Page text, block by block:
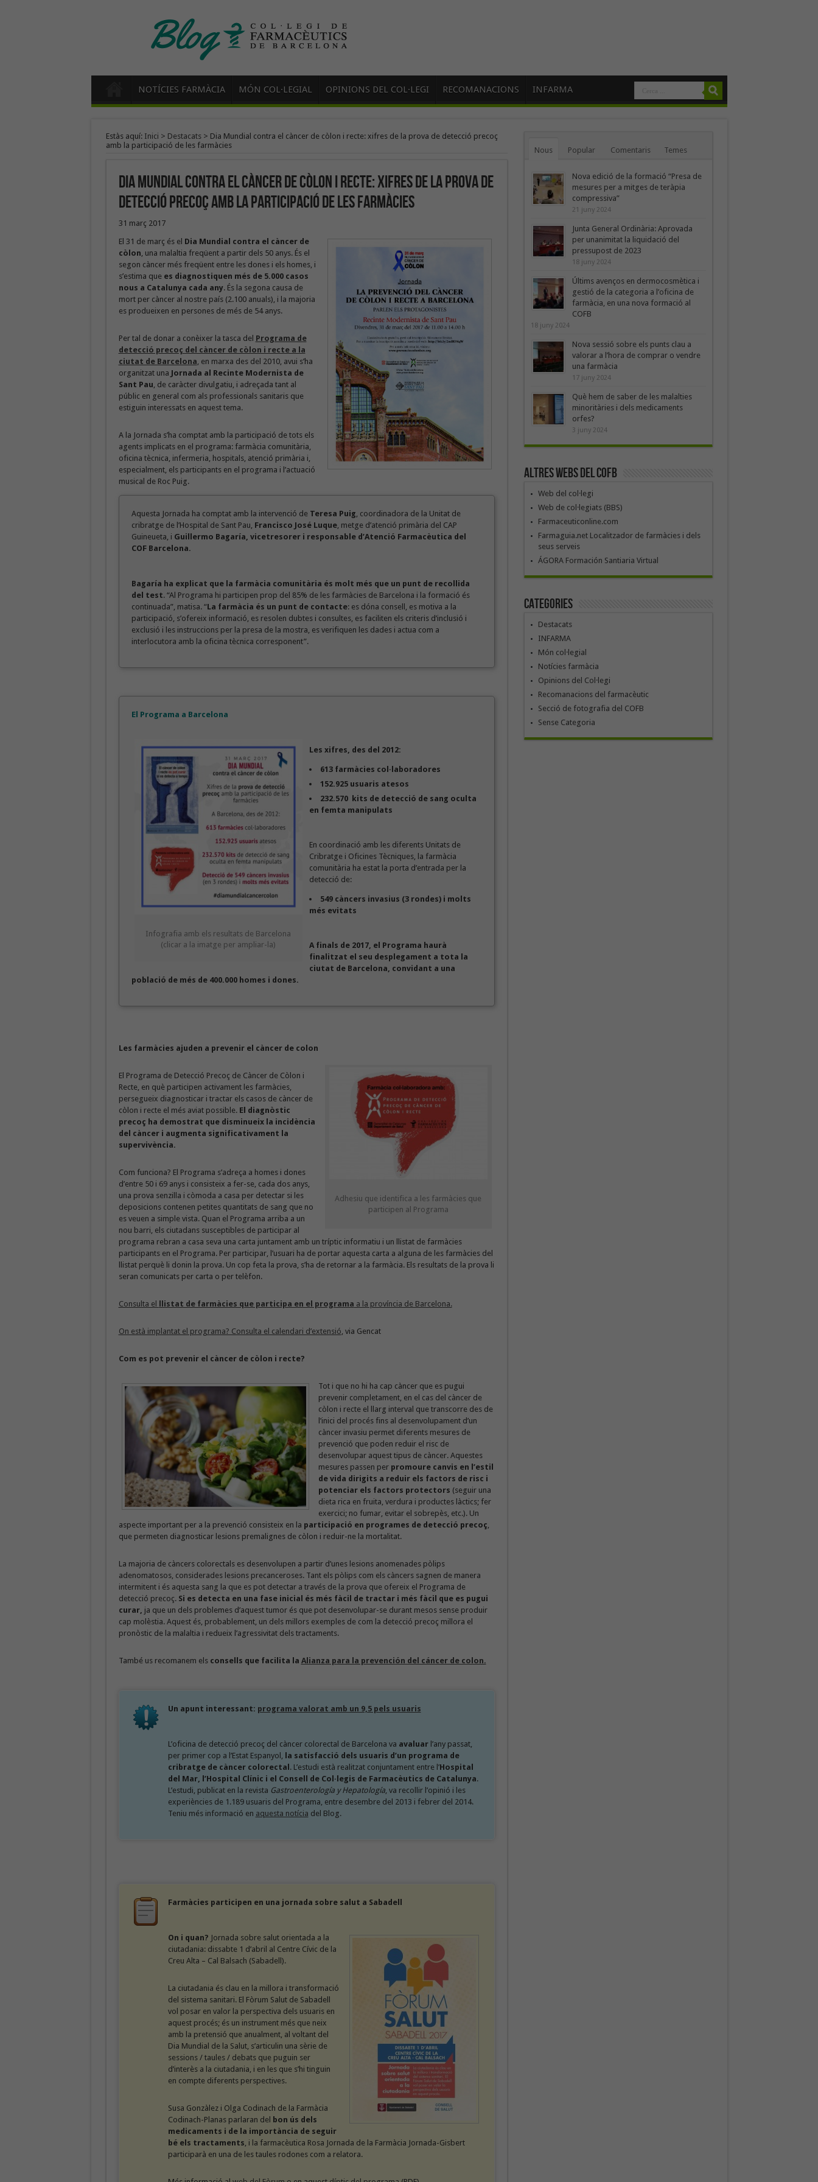
NOTÍCIES FARMÀCIA MÓN COL·LEGIAL OPINIONS DEL COL·LEGI RECOMANACIONS INFARMA
Estàs aquí: Inici > Destacats> Dia Mundial contra el càncer de còlon i recte: xifres de la prova de detecció precoç
amb la participació de les farmàcies
Dia Mundial contra el càncer de còlon i recte: xifres de la prova de
detecció precoç amb la participació de les farmàcies
31 març 2017
El 31 de març és el Dia Mundial contra el càncer de
còlon, una malaltia freqüent a partir dels 50 anys. És el
segon càncer més freqüent entre les dones i els homes, i
s’estima que es diagnostiquen més de 5.000 casos
nous a Catalunya cada any. És la segona causa de
mort per càncer al nostre país (2.100 anuals), i la majoria
es produeixen en persones de més de 54 anys.
Per tal de donar a conèixer la tasca del Programa de
detecció precoç del càncer de còlon i recte a la
ciutat de Barcelona, en marxa des del 2010, avui s’ha
organitzat una Jornada al Recinte Modernista de
Sant Pau, de caràcter divulgatiu, i adreçada tant al
públic en general com als professionals sanitaris que
estiguin interessats en aquest tema.
A la Jornada s’ha comptat amb la participació de tots els
agents implicats en el programa: farmàcia comunitària,
oficina tècnica, infermeria, hospitals, atenció primària i,
especialment, els participants en el programa i l’actuació
musical de Roc Puig.
Aquesta Jornada ha comptat amb la intervenció de Teresa Puig, coordinadora de la Unitat de
cribratge de l’Hospital de Sant Pau, Francisco José Luque, metge d’atenció primària del CAP
Guineueta, i Guillermo Bagaría, vicetresorer i responsable d’Atenció Farmacèutica del
COF Barcelona.
Bagaría ha explicat que la farmàcia comunitària és molt més que un punt de recollida
del test. “Al Programa hi participen prop del 85% de les farmàcies de Barcelona i la formació és
continuada”, matisa. “La farmàcia és un punt de contacte: es dóna consell, es motiva a la
participació, s’ofereix informació, es resolen dubtes i consultes, es faciliten els criteris d’inclusió i
exclusió i les instruccions per la presa de la mostra, es verifiquen les dades i actua com a
interlocutora amb la oficina tècnica corresponent”.
El Programa a Barcelona
Infografia amb els resultats de Barcelona
(clicar a la imatge per ampliar-la)
Les xifres, d es del 2012:
613 farmàcies col·laboradores
152.925 usuaris atesos
232.570 kits de detecció de sang oculta
en femta manipulats
En coordinació amb les diferents Unitats de
Cribratge i Oficines Tècniques, la farmàcia
comunitària ha estat la porta d’entrada per la
detecció de:
549 càncers invasius (3 rondes) i molts
més evitats
A finals de 2017, el Programa haurà
finalitzat el seu desplegament a tota la
ciutat de Barcelona, convidant a una
població de més de 400.000 homes i dones.
Les farmàcies ajuden a prevenir el càncer de colon
Adhesiu que identifica a les farmàcies que
participen al Programa
El Programa de Detecció Precoç de Càncer de Còlon i
Recte, en què participen activament les farmàcies,
persegueix diagnosticar i tractar els casos de càncer de
còlon i recte el més aviat possible. El diagnòstic
precoç ha demostrat que disminueix la incidència
del càncer i augmenta significativament la
supervivència.
Com funciona? El Programa s’adreça a homes i dones
d’entre 50 i 69 anys i consisteix a fer-se, cada dos anys,
una prova senzilla i còmoda a casa per detectar si les
deposicions contenen petites quantitats de sang que no
es veuen a simple vista. Quan el Programa arriba a un
nou barri, els ciutadans susceptibles de participar al
programa rebran a casa seva una carta juntament amb un tríptic informatiu i un llistat de farmàcies
participants en el Programa. Per participar, l’usuari ha de portar aquesta carta a alguna de les farmàcies del
llistat perquè li donin la prova. Un cop feta la prova, s’ha de retornar a la farmàcia. Els resultats de la prova li
seran comunicats per carta o per telèfon.
Consulta el llistat de farmàcies que participa en el programa a la província de Barcelona.
On està implantat el programa? Consulta el calendari d’extensió, via Gencat
Com es pot prevenir el càncer de còlon i recte?
Tot i que no hi ha cap càncer que es pugui
prevenir completament, en el cas del càncer de
còlon i recte el llarg interval que transcorre des de
l’inici del procés fins al desenvolupament d’un
càncer invasiu permet diferents mesures de
prevenció que poden reduir el risc de
desenvolupar aquest tipus de càncer. Aquestes
mesures passen per promoure canvis en l’estil
de vida dirigits a reduir els factors de risc i
potenciar els factors protectors (seguir una
dieta rica en fruita, verdura i productes làctics; fer
exercici; no fumar, evitar el sobrepès, etc.). Un
aspecte important per a la prevenció consisteix en la participació en programes de detecció precoç,
que permeten diagnosticar lesions premalignes de còlon i reduir-ne la mortalitat.
La majoria de càncers colorectals es desenvolupen a partir d’unes lesions anomenades pòlips
adenomatosos, considerades lesions precanceroses. Tant els pòlips com els càncers sagnen de manera
intermitent i és aquesta sang la que es pot detectar a través de la prova que ofereix el Programa de
detecció precoç. Si es detecta en una fase inicial és més fàcil de tractar i més fàcil que es pugui
curar, ja que un dels problemes d’aquest tumor és que pot desenvolupar-se durant mesos sense produir
cap molèstia. Aquest és, probablement, un dels millors exemples de com la detecció precoç millora el
pronòstic de la malaltia i redueix l’agressivitat dels tractaments.
També us recomanem els consells que facilita la Alianza para la prevención del cáncer de colon.
Un apunt interessant: programa valorat amb un 9,5 pels usuaris
L’oficina de detecció precoç del càncer colorectal de Barcelona va avaluarl’any passat,
per primer cop a l’Estat Espanyol, la satisfacció dels usuaris d’un programa de
cribratge de càncer colorectal . L’estudi està realitzat conjuntament entre l’Hospital
del Mar, l’Hospital Clínic i el Consell de Col·legis de Farmacèutics de Catalunya.
L’estudi, publicat en la revista Gastroenterología y Hepatología, va recollir l’opinió i les
experiències de 1.189 usuaris del Programa, entre desembre del 2013 i febrer del 2014.
Teniu més informació en aquesta notícia del Blog.
Farmàcies participen en una jornada sobre salut a Sabadell
On i quan? Jornada sobre salut orientada a la
ciutadania: dissabte 1 d’abril al Centre Cívic de la
Creu Alta – Cal Balsach (Sabadell).
La ciutadania és clau en la millora i transformació
del sistema sanitari. El Fòrum Salut de Sabadell
vol posar en valor la perspectiva dels usuaris en
aquest procés; és un instrument més que neix
amb la pretensió que anualment, al voltant del
Dia Mundial de la Salut, s’articulin una sèrie de
sessions / taules / debats que puguin ser
d’interès a la ciutadania, i en les que s’hi tinguin
en compte diferents perspectives.
Susa Gonzàlez i Olga Codinach de la Farmàcia
Codinach-Planas parlaran del bon ús dels
medicaments i de la importància de seguir
bé els tractaments, i la farmacèutica Rosa Jornada de la Farmàcia Jornada-Gisbert
participarà en una de les taules rodones com a relatora.
Nous Popular Comentaris Temes
Nova edició de la formació “Presa de
mesures per a mitges de teràpia
compressiva”
21 juny 2024
Junta General Ordinària: Aprovada
per unanimitat la liquidació del
pressupost de 2023
18 juny 2024
Últims avenços en dermocosmètica i
gestió de la categoria a l’oficina de
farmàcia, en una nova formació al
COFB
18 juny 2024
Nova sessió sobre els punts clau a
valorar a l’hora de comprar o vendre
una farmàcia
17 juny 2024
Què hem de saber de les malalties
minoritàries i dels medicaments
orfes?
3 juny 2024
Altres webs del COFB
Web del col·legi
Web de col·legiats (BBS)
Farmaceuticonline.com
Farmaguia.net Localitzador de farmàcies i dels
seus serveis
ÁGORA Formación Santiaria Virtual
Categories
Destacats
INFARMA
Món col·legial
Notícies farmàcia
Opinions del Col·legi
Recomanacions del farmacèutic
Secció de fotografia del COFB
Sense Categoria